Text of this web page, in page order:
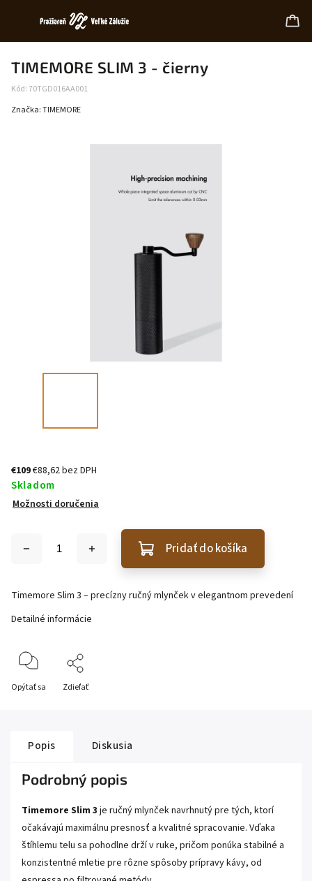
TIMEMORE SLIM 3 - čierny
Kód:70TGD016AA001
Značka:TIMEMORE
€109€88,62 bez DPH
Skladom
Možnosti doručenia
Pridať do košíka
Timemore Slim 3 – precízny ručný mlynček v elegantnom prevedení
Detailné informácie
Opýtať sa Zdieľať
Popis Diskusia
Podrobný popis
Timemore Slim 3 je ručný mlynček navrhnutý pre tých, ktorí
očakávajú maximálnu presnosť a kvalitné spracovanie. Vďaka
štíhlemu telu sa pohodlne drží v ruke, pričom ponúka stabilné a
konzistentné mletie pre rôzne spôsoby prípravy kávy, od